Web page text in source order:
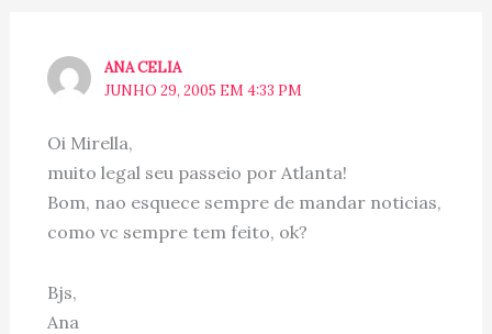
ANA CELIA
JUNHO 29, 2005 EM 4:33 PM
Oi Mirella,
muito legal seu passeio por Atlanta!
Bom, nao esquece sempre de mandar noticias,
como vc sempre tem feito, ok?
Bjs,
Ana